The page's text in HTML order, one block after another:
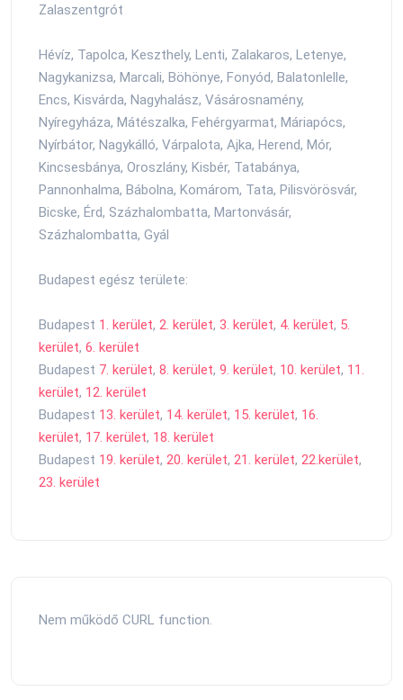
Zalaszentgrót
Hévíz, Tapolca, Keszthely, Lenti, Zalakaros, Letenye,
Nagykanizsa, Marcali, Böhönye, Fonyód, Balatonlelle,
Encs, Kisvárda, Nagyhalász, Vásárosnamény,
Nyíregyháza, Mátészalka, Fehérgyarmat, Máriapócs,
Nyírbátor, Nagykálló, Várpalota, Ajka, Herend, Mór,
Kincsesbánya, Oroszlány, Kisbér, Tatabánya,
Pannonhalma, Bábolna, Komárom, Tata, Pilisvörösvár,
Bicske, Érd, Százhalombatta, Martonvásár,
Százhalombatta, Gyál
Budapest egész területe:
Budapest 1. kerület, 2. kerület, 3. kerület, 4. kerület, 5.
kerület, 6. kerület
Budapest 7. kerület, 8. kerület, 9. kerület, 10. kerület, 11.
kerület, 12. kerület
Budapest 13. kerület, 14. kerület, 15. kerület, 16.
kerület, 17. kerület, 18. kerület
Budapest 19. kerület, 20. kerület, 21. kerület, 22.kerület,
23. kerület
Nem működő CURL function.